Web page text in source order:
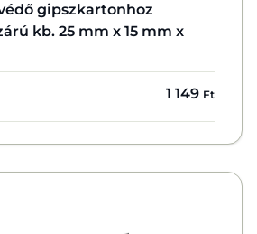
gipszkartonhoz
kb. 25 mm x 15 mm x
1 149 Ft